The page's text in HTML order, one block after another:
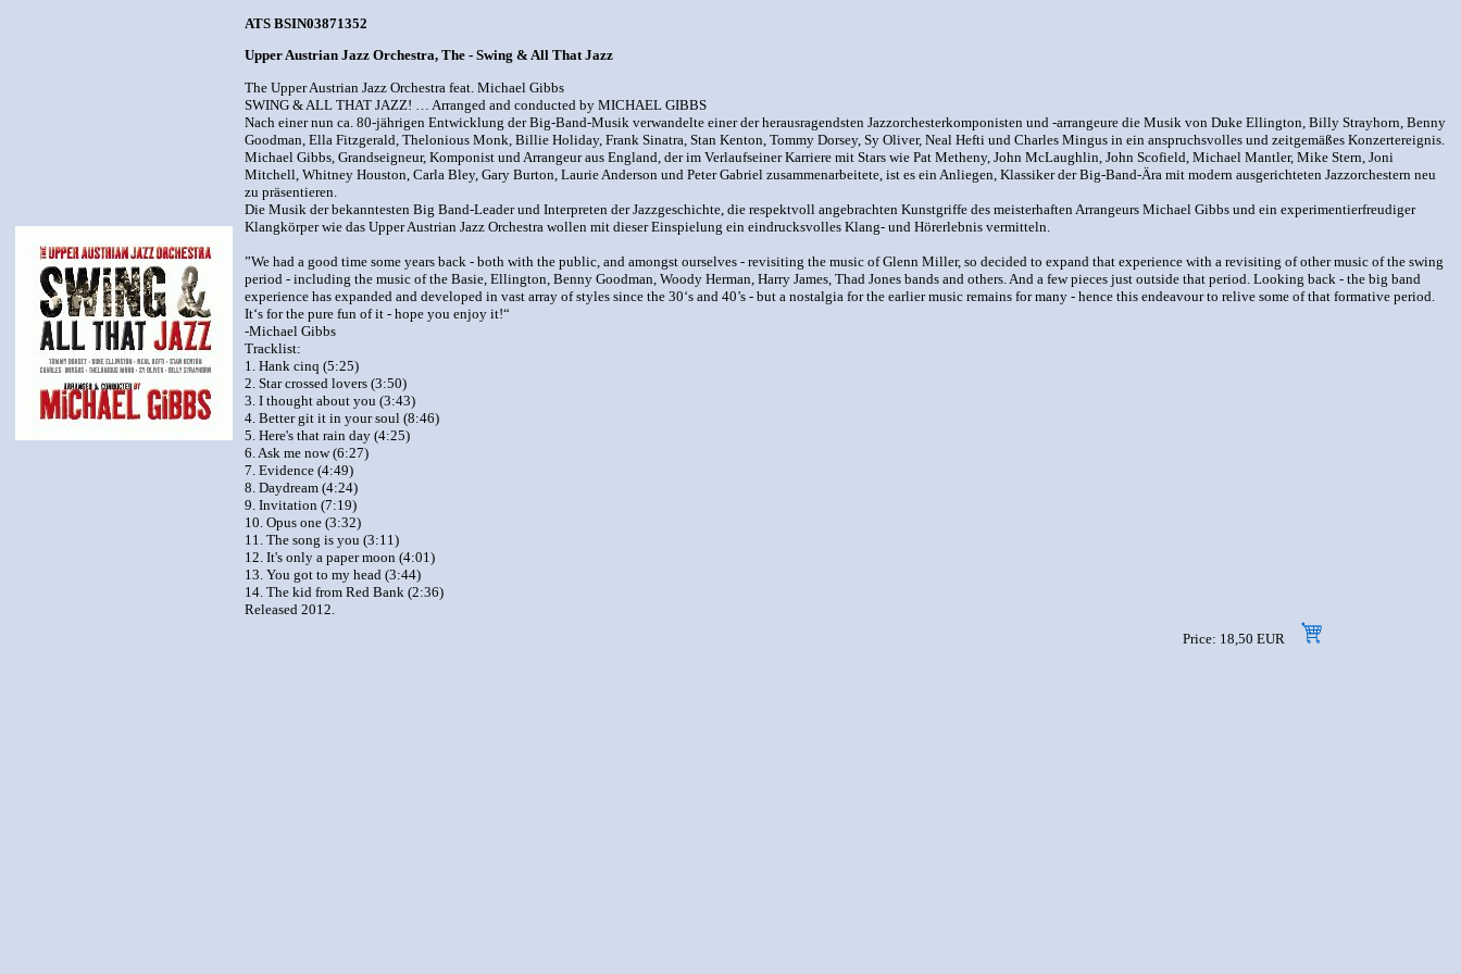
ATS BSIN03871352
Upper Austrian Jazz Orchestra, The - Swing & All That Jazz
The Upper Austrian Jazz Orchestra feat. Michael Gibbs
SWING & ALL THAT JAZZ! … Arranged and conducted by MICHAEL GIBBS
Nach einer nun ca. 80-jährigen Entwicklung der Big-Band-Musik verwandelte einer der herausragendsten Jazzorchesterkomponisten und -arrangeure die Musik von Duke Ellington, Billy Strayhorn, Benny
Goodman, Ella Fitzgerald, Thelonious Monk, Billie Holiday, Frank Sinatra, Stan Kenton, Tommy Dorsey, Sy Oliver, Neal Hefti und Charles Mingus in ein anspruchsvolles und zeitgemäßes Konzertereignis.
Michael Gibbs, Grandseigneur, Komponist und Arrangeur aus England, der im Verlaufseiner Karriere mit Stars wie Pat Metheny, John McLaughlin, John Scofield, Michael Mantler, Mike Stern, Joni
Mitchell, Whitney Houston, Carla Bley, Gary Burton, Laurie Anderson und Peter Gabriel zusammenarbeitete, ist es ein Anliegen, Klassiker der Big-Band-Ära mit modern ausgerichteten Jazzorchestern neu
zu präsentieren.
Die Musik der bekanntesten Big Band-Leader und Interpreten der Jazzgeschichte, die respektvoll angebrachten Kunstgriffe des meisterhaften Arrangeurs Michael Gibbs und ein experimentierfreudiger
Klangkörper wie das Upper Austrian Jazz Orchestra wollen mit dieser Einspielung ein eindrucksvolles Klang- und Hörerlebnis vermitteln.
”We had a good time some years back - both with the public, and amongst ourselves - revisiting the music of Glenn Miller, so decided to expand that experience with a revisiting of other music of the swing
period - including the music of the Basie, Ellington, Benny Goodman, Woody Herman, Harry James, Thad Jones bands and others. And a few pieces just outside that period. Looking back - the big band
experience has expanded and developed in vast array of styles since the 30‘s and 40’s - but a nostalgia for the earlier music remains for many - hence this endeavour to relive some of that formative period.
It‘s for the pure fun of it - hope you enjoy it!“
-Michael Gibbs
Tracklist:
1. Hank cinq (5:25)
2. Star crossed lovers (3:50)
3. I thought about you (3:43)
4. Better git it in your soul (8:46)
5. Here's that rain day (4:25)
6. Ask me now (6:27)
7. Evidence (4:49)
8. Daydream (4:24)
9. Invitation (7:19)
10. Opus one (3:32)
11. The song is you (3:11)
12. It's only a paper moon (4:01)
13. You got to my head (3:44)
14. The kid from Red Bank (2:36)
Released 2012.
Price: 18,50 EUR